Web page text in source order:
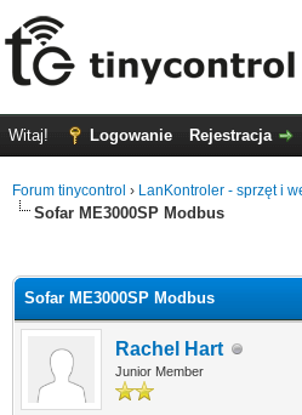
Witaj! Logowanie Rejestracja
Forum tinycontrol › LanKontroler - sprzęt i
Sofar ME3000SP Modbus
Sofar ME3000SP Modbus
Rachel Hart
Junior Member